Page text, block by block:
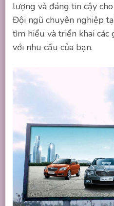
lượng và đáng tin cậy
Đội ngũ chuyên nghiệp
tìm hiểu và triển khai
với nhu cầu của bạn.